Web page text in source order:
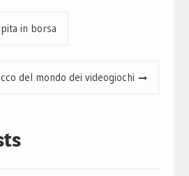
in borsa
del mondo dei videogiochi